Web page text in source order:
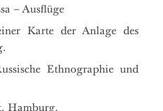
– Ausflüge
Karte der Anlage des
Ethnographie und
Hamburg.